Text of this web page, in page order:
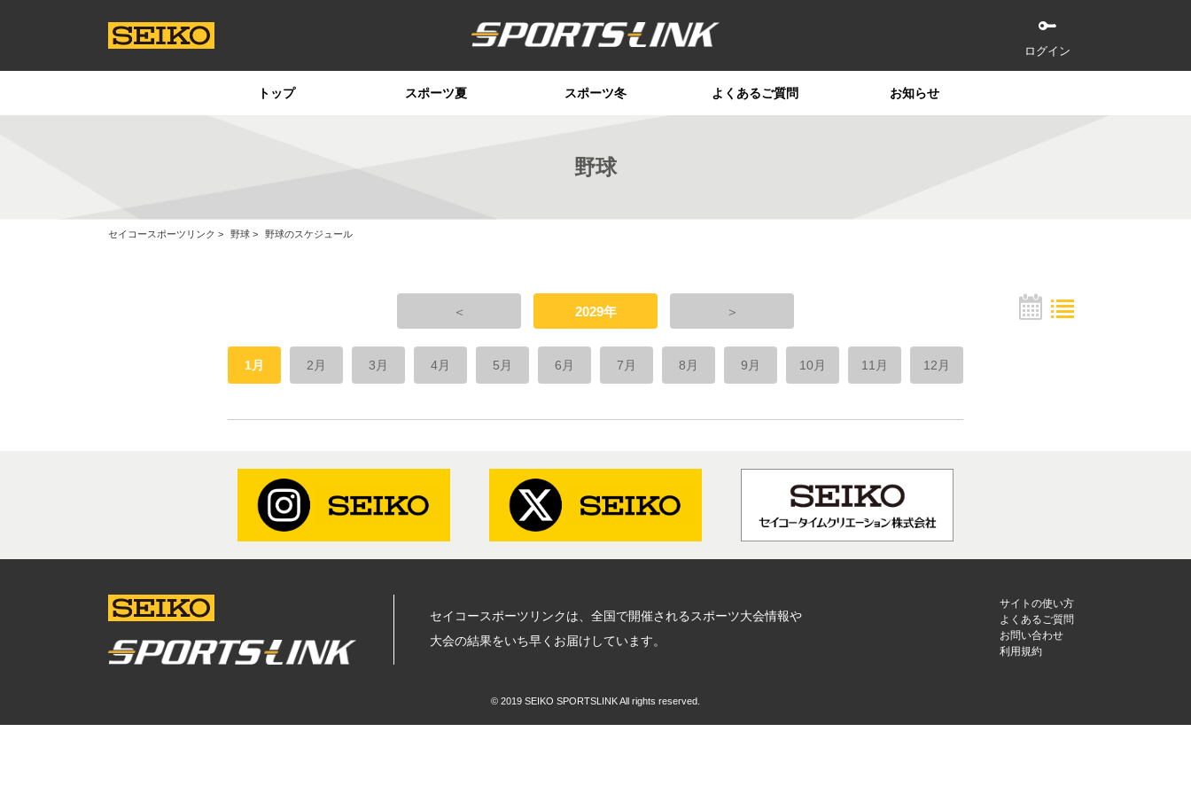
ログイン
トップ スポーツ夏 スポーツ冬 よくあるご質問 お知らせ
野球
セイコースポーツリンク 野球 野球のスケジュール
＜ 2029年 ＞
1月 2月 3月 4月 5月 6月 7月 8月 9月 10月 11月 12月
セイコースポーツリンクは、全国で開催されるスポーツ大会情報や
大会の結果をいち早くお届けしています。
サイトの使い方
よくあるご質問
お問い合わせ
利用規約
© 2019 SEIKO SPORTSLINK All rights reserved.